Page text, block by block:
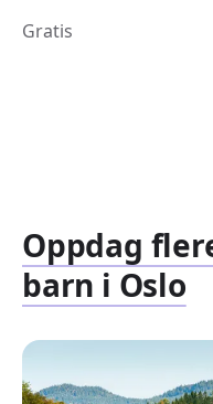
Gratis
Oppdag
barn i Oslo